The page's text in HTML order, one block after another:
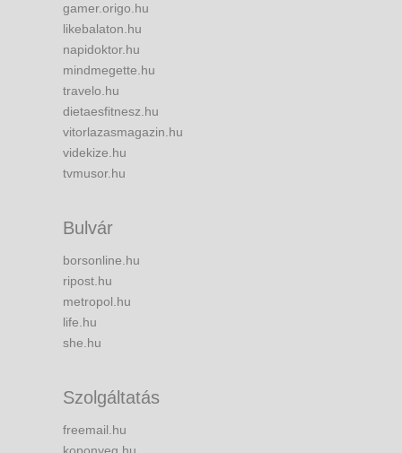
gamer.origo.hu
likebalaton.hu
napidoktor.hu
mindmegette.hu
travelo.hu
dietaesfitnesz.hu
vitorlazasmagazin.hu
videkize.hu
tvmusor.hu
Bulvár
borsonline.hu
ripost.hu
metropol.hu
life.hu
she.hu
Szolgáltatás
freemail.hu